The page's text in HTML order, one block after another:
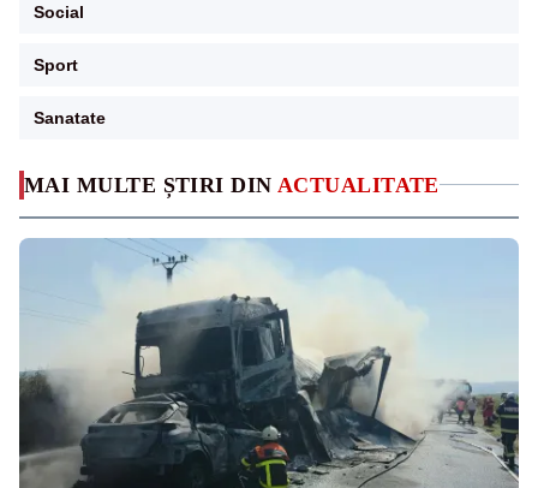
MAI MULTE ȘTIRI DIN ACTUALITATE
Social
Sport
Sanatate